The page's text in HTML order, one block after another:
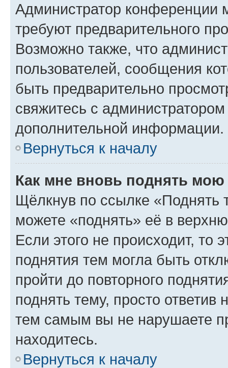
Администратор конференции
требуют предварительного
Возможно также, что
пользователей, сообщения
быть предварительно
свяжитесь с
дополнительной информации.
Вернуться к началу
Как мне вновь поднять мою
Щёлкнув по ссылке «Поднять
можете «поднять» её в
Если этого не происходит, то
поднятия тем могла быть
пройти до повторного
поднять тему, просто ответив
тем самым вы не нарушаете
находитесь.
Вернуться к началу